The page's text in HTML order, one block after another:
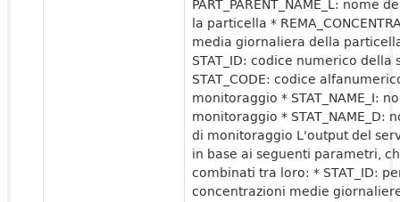
PART_PARENT_NAME_L: nome
la particella *
media giornaliera della
STAT_ID: codice numerico
STAT_CODE: codice
monitoraggio * STAT_NAME_I:
monitoraggio * STAT_NAME_D:
di monitoraggio L'output del
in base ai seguenti parametri,
combinati tra loro: * STAT_ID:
concentrazioni medie